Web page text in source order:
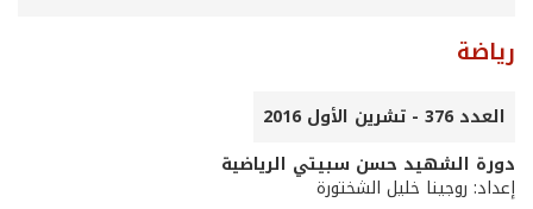
رياضة
العدد 376 - تشرين الأول 2016
دورة الشهيد حسن سبيتي الرياضية
إعداد: روجينا خليل الشختورة